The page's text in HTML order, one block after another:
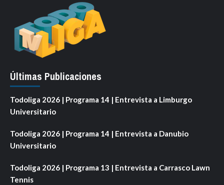
Últimas Publicaciones
Todoliga 2026 | Programa 14 | Entrevista a Limburgo
Universitario
Todoliga 2026 | Programa 14 | Entrevista a Danubio
Universitario
Todoliga 2026 | Programa 13 | Entrevista a Carrasco Lawn
Tennis